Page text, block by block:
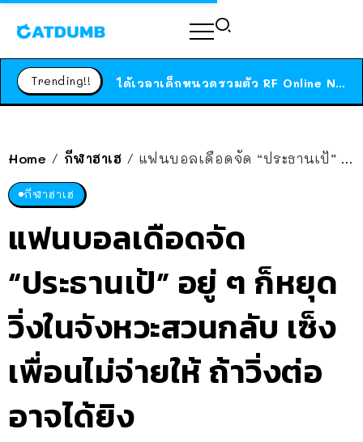
Trending!!
Home / กีฬาฮาเฮ / แฟนบอลเดือดจัด “ประธานเป้” อยู่ ๆ ก็หยุดวิ่งในจังหวะสวนกลับ เซ็งเพื่อนไม่จ่ายให้ ถ้าวิ่งต่ออาจได้ยิง
กีฬาฮาเฮ
แฟนบอลเดือดจัด
“ประธานเป้” อยู่ ๆ ก็หยุด
วิ่งในจังหวะสวนกลับ เซ็ง
เพื่อนไม่จ่ายให้ ถ้าวิ่งต่อ
อาจได้ยิง